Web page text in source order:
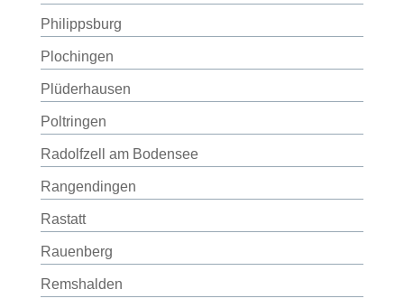
Philippsburg
Plochingen
Plüderhausen
Poltringen
Radolfzell am Bodensee
Rangendingen
Rastatt
Rauenberg
Remshalden